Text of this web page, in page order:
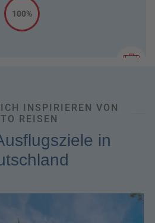
100%
INSPIRIEREN VON
REISEN
in